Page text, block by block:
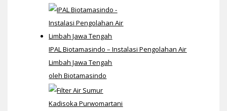
IPAL Biotamasindo – Instalasi Pengolahan Air
Limbah Jawa Tengah
oleh Biotamasindo